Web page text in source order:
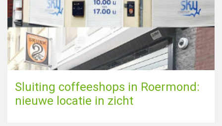
Sluiting coffeeshops in Roermond:
nieuwe locatie in zicht